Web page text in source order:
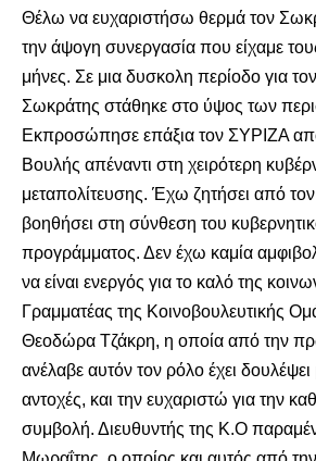
Θέλω να ευχαριστήσω θερμά τον
την άψογη συνεργασία που είχαμε
μήνες. Σε μια δυσκολη περίοδο για
Σωκράτης στάθηκε στο ύψος των
Εκπροσώπησε επάξια τον ΣΥΡΙΖΑ
Βουλής απέναντι στη χειρότερη
μεταπολίτευσης. Έχω ζητήσει από
βοηθήσει στη σύνθεση του
προγράμματος. Δεν έχω καμία
να είναι ενεργός για το καλό της
Γραμματέας της Κοινοβουλευτικής
Θεοδώρα Τζάκρη, η οποία από την
ανέλαβε αυτόν τον ρόλο έχει δουλέψει
αντοχές, και την ευχαριστώ για την
συμβολή. Διευθυντής της Κ.Ο